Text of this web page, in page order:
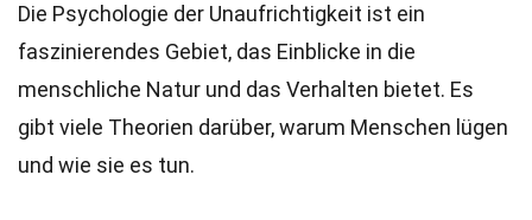
Die Psychologie der Unaufrichtigkeit ist ein
faszinierendes Gebiet, das Einblicke in die
menschliche Natur und das Verhalten bietet. Es
gibt viele Theorien darüber, warum Menschen lügen
und wie sie es tun.